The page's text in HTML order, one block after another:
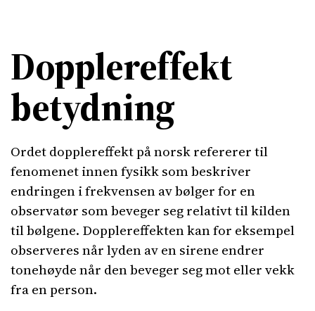
Dopplereffekt
betydning
Ordet dopplereffekt på norsk refererer til
fenomenet innen fysikk som beskriver
endringen i frekvensen av bølger for en
observatør som beveger seg relativt til kilden
til bølgene. Dopplereffekten kan for eksempel
observeres når lyden av en sirene endrer
tonehøyde når den beveger seg mot eller vekk
fra en person.